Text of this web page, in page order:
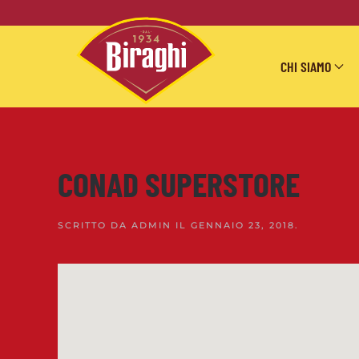
Skip to main content
CHI SIAMO
CONAD SUPERSTORE
SCRITTO DA ADMIN IL GENNAIO 23, 2018.